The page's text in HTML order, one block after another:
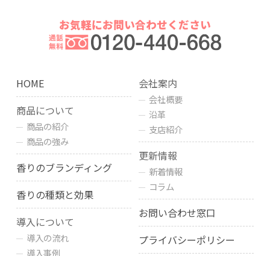
お気軽にお問い合わせください
HOME
商品について
商品の紹介
商品の強み
香りのブランディング
香りの種類と効果
導入について
導入の流れ
導入事例
会社案内
会社概要
沿革
支店紹介
更新情報
新着情報
コラム
お問い合わせ窓口
プライバシーポリシー